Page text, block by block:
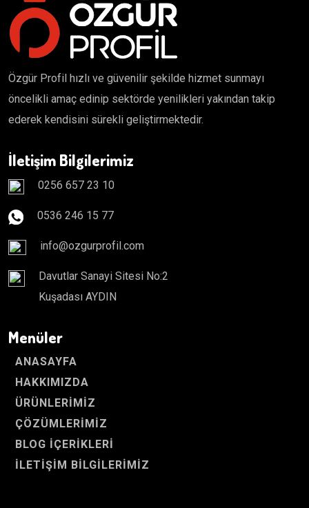
Özgür Profil hızlı ve güvenilir şekilde hizmet sunmayı
öncelikli amaç edinip sektörde yenilikleri yakından takip
ederek kendisini sürekli geliştirmektedir.
İletişim Bilgilerimiz
0256 657 23 10
0536 246 15 77
info@ozgurprofil.com
Davutlar Sanayi Sitesi No:2
Kuşadası AYDIN
Menüler
ANASAYFA
HAKKIMIZDA
ÜRÜNLERIMIZ
ÇÖZÜMLERIMIZ
BLOG İÇERIKLERI
İLETIŞIM BILGILERIMIZ